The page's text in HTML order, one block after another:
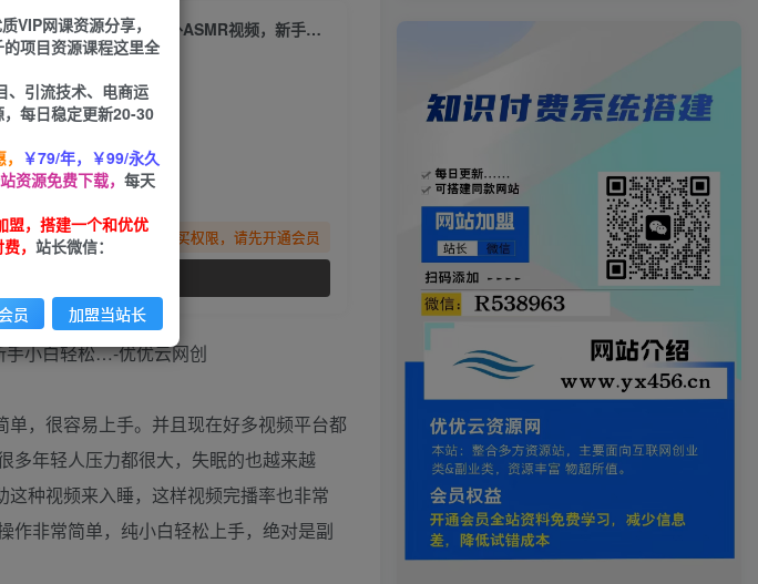
（9743期）【2024蓝海项目】视频号分成计划，无脑搬运国外ASMR视频，新手小白轻松…
您暂无购买权限，请先开通会员
，很容易上手。并且现在好多视频平台都
多年轻人压力都很大，失眠的也越来越
种视频来入睡，这样视频完播率也非常
作非常简单，纯小白轻松上手，绝对是副
VIP网课资源分享，
项目资源课程这里全
、引流技术、电商运
每日稳定更新20-30
￥79/年，￥99/永久
资源免费下载， 每天
盟，搭建一个和优优
， 站长微信：
员 加盟当站长